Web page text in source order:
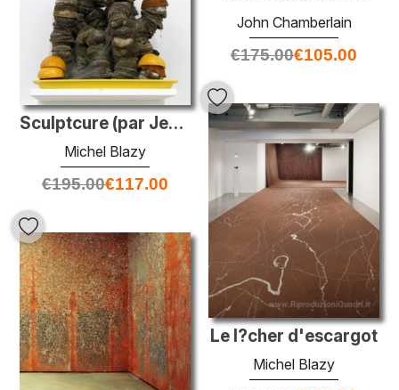
John Chamberlain
€175.00€105.00
Sculptcure (par Jean-Luc Blanc)
Michel Blazy
€195.00€117.00
Le l?cher d'escargot
Michel Blazy